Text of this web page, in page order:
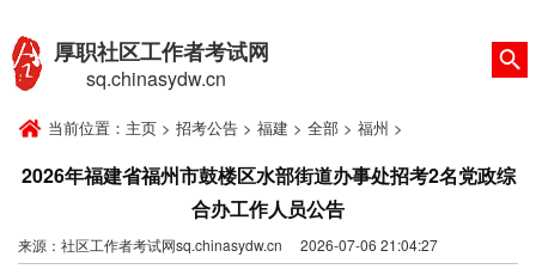
厚职社区工作者考试网
sq.chinasydw.cn
当前位置： 主页 > 招考公告 > 福建 > 全部 > 福州 >
2026年福建省福州市鼓楼区水部街道办事处招考2名党政综
合办工作人员公告
来源：社区工作者考试网sq.chinasydw.cn 2026-07-06 21:04:27